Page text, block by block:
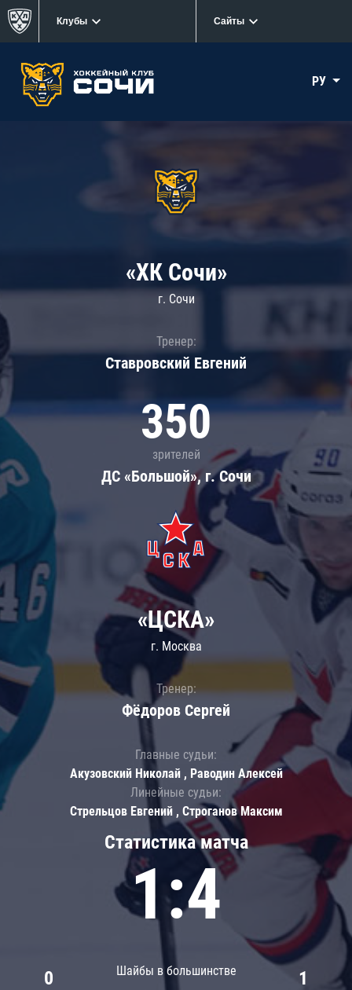
Клубы Сайты
РУ
«ХК Сочи»
г. Сочи
Тренер:
Ставровский Евгений
350
зрителей
ДС «Большой», г. Сочи
Статистика матча
1:4
Шайбы в большинстве
0 1
«ЦСКА»
г. Москва
Тренер:
Фёдоров Сергей
Главные судьи:
Акузовский Николай , Раводин Алексей
Линейные судьи:
Стрельцов Евгений , Строганов Максим